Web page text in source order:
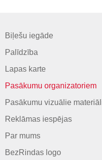
Biļešu iegāde
Palīdzība
Lapas karte
Pasākumu organizatoriem
Pasākumu vizuālie
Reklāmas iespējas
Par mums
BezRindas logo